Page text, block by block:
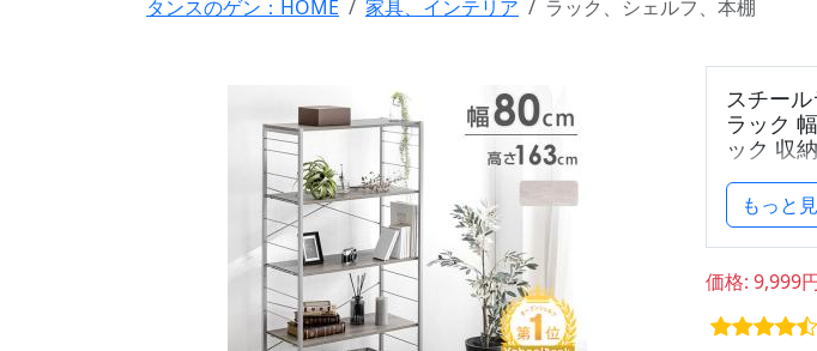
タンスのゲン：HOME 家具、インテリア ラック、シェルフ、本棚
スチー
ラック
ック 収
[今なら
[送料無料
■おすす
・マルチ
もっと
価格: 9,999